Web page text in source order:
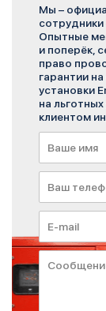
Мы –
Опытные
и поперёк,
право
гарантии
установки
на
клиентом